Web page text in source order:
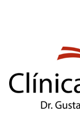
Clínica
Dental